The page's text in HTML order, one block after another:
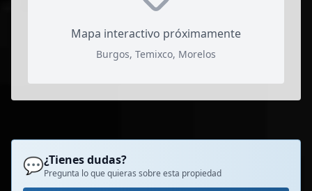
Mapa interactivo próximamente
Burgos, Temixco, Morelos
💬¿Tienes dudas?
Pregunta lo que quieras sobre esta propiedad